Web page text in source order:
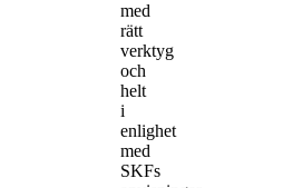
med
rätt
verktyg
och
helt
i
enlighet
med
SKFs